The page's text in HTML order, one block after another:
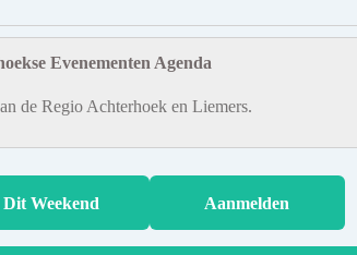
Evenementen Agenda
de Regio Achterhoek en Liemers.
Dit Weekend Aanmelden